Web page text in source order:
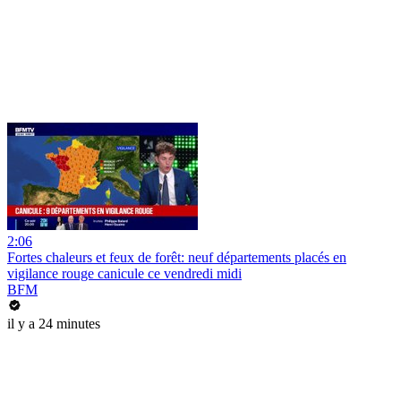
2:06
Fortes chaleurs et feux de forêt: neuf départements placés en
vigilance rouge canicule ce vendredi midi
BFM
il y a 24 minutes